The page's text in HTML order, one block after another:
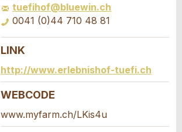
tuefihof@bluewin.ch
0041 (0)44 710 48 81
LINK
http://www.erlebnishof-tuefi.ch
WEBCODE
www.myfarm.ch/LKis4u